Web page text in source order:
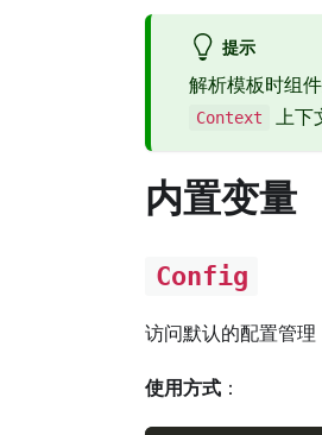
提示
解析模板时组
Context
上下
内置变量
Config
访问默认的配置管理
使用方式 ：